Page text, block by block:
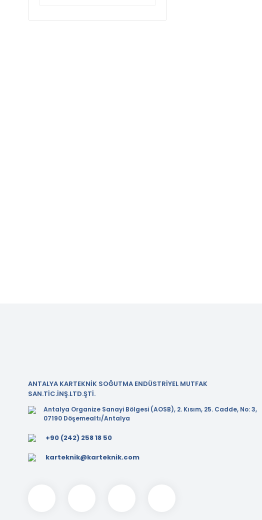
ANTALYA KARTEKNİK SOĞUTMA ENDÜSTRİYEL MUTFAK
SAN.TİC.İNŞ.LTD.ŞTİ.
Antalya Organize Sanayi Bölgesi (AOSB), 2. Kısım, 25. Cadde, No: 3,
07190 Döşemealtı/Antalya
+90 (242) 258 18 50
karteknik@karteknik.com